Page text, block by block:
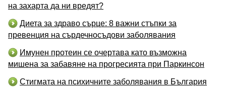
на захарта да ни вредят?
Диета за здраво сърце: 8 важни стъпки за
превенция на сърдечносъдови заболявания
Имунен протеин се очертава като възможна
мишена за забавяне на прогресията при Паркинсон
Стигмата на психичните заболявания в България